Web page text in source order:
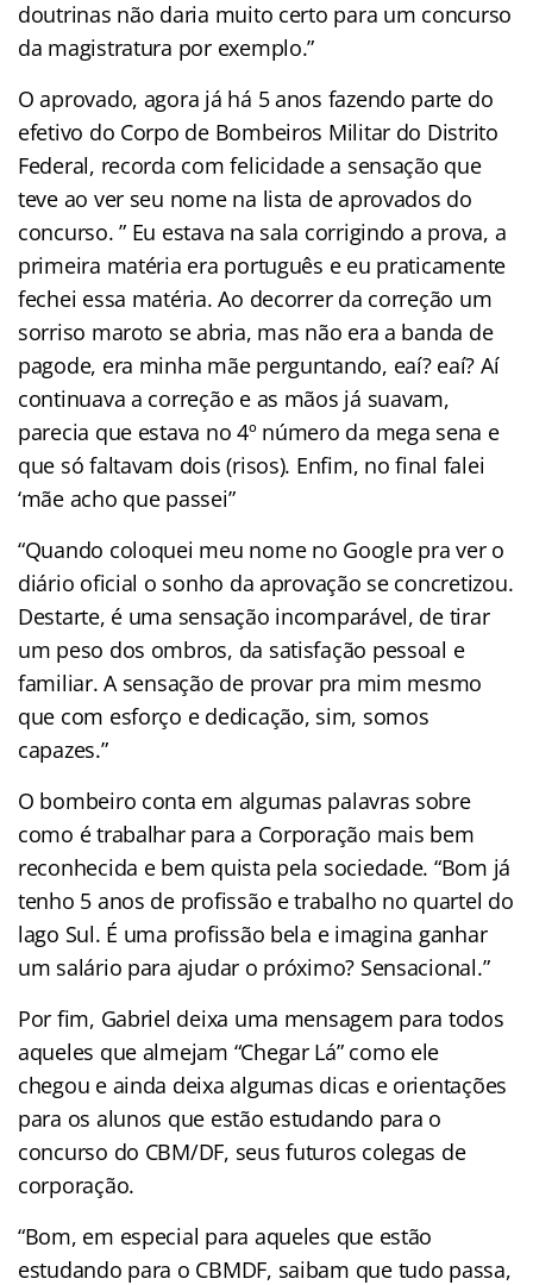
doutrinas não daria muito certo para um concurso
da magistratura por exemplo.”
O aprovado, agora já há 5 anos fazendo parte do
efetivo do Corpo de Bombeiros Militar do Distrito
Federal, recorda com felicidade a sensação que
teve ao ver seu nome na lista de aprovados do
concurso. ” Eu estava na sala corrigindo a prova, a
primeira matéria era português e eu praticamente
fechei essa matéria. Ao decorrer da correção um
sorriso maroto se abria, mas não era a banda de
pagode, era minha mãe perguntando, eaí? eaí? Aí
continuava a correção e as mãos já suavam,
parecia que estava no 4º número da mega sena e
que só faltavam dois (risos). Enfim, no final falei
‘mãe acho que passei”
“Quando coloquei meu nome no Google pra ver o
diário oficial o sonho da aprovação se concretizou.
Destarte, é uma sensação incomparável, de tirar
um peso dos ombros, da satisfação pessoal e
familiar. A sensação de provar pra mim mesmo
que com esforço e dedicação, sim, somos
capazes.”
O bombeiro conta em algumas palavras sobre
como é trabalhar para a Corporação mais bem
reconhecida e bem quista pela sociedade. “Bom já
tenho 5 anos de profissão e trabalho no quartel do
lago Sul. É uma profissão bela e imagina ganhar
um salário para ajudar o próximo? Sensacional.”
Por fim, Gabriel deixa uma mensagem para todos
aqueles que almejam “Chegar Lá” como ele
chegou e ainda deixa algumas dicas e orientações
para os alunos que estão estudando para o
concurso do CBM/DF, seus futuros colegas de
corporação.
“Bom, em especial para aqueles que estão
estudando para o CBMDF, saibam que tudo passa,